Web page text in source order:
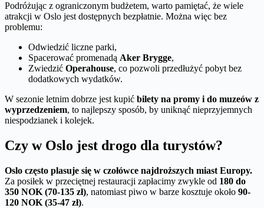
Podróżując z ograniczonym budżetem, warto pamiętać, że wiele
atrakcji w Oslo jest dostępnych bezpłatnie. Można więc bez
problemu:
Odwiedzić liczne parki,
Spacerować promenadą Aker Brygge,
Zwiedzić Operahouse, co pozwoli przedłużyć pobyt bez
dodatkowych wydatków.
W sezonie letnim dobrze jest kupić bilety na promy i do muzeów z
wyprzedzeniem, to najlepszy sposób, by uniknąć nieprzyjemnych
niespodzianek i kolejek.
Czy w Oslo jest drogo dla turystów?
Oslo często plasuje się w czołówce najdroższych miast Europy.
Za posiłek w przeciętnej restauracji zapłacimy zwykle od 180 do
350 NOK (70-135 zł), natomiast piwo w barze kosztuje około 90-
120 NOK (35-47 zł).